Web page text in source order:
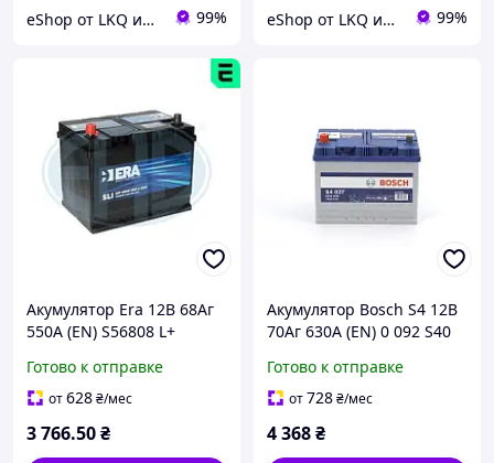
eShop от LKQ интернет-магазин автозапчастей 99% eShop от LKQ интернет-магазин автозапчастей 99%
Акумулятор Era 12В 68Аг
550А (EN) S56808 L+
Готово к отправке
от628₴/мес
3 766.50₴
Акумулятор Bosch S4 12В
70Аг 630А (EN) 0 092 S40
Готово к отправке
от728₴/мес
4 368₴